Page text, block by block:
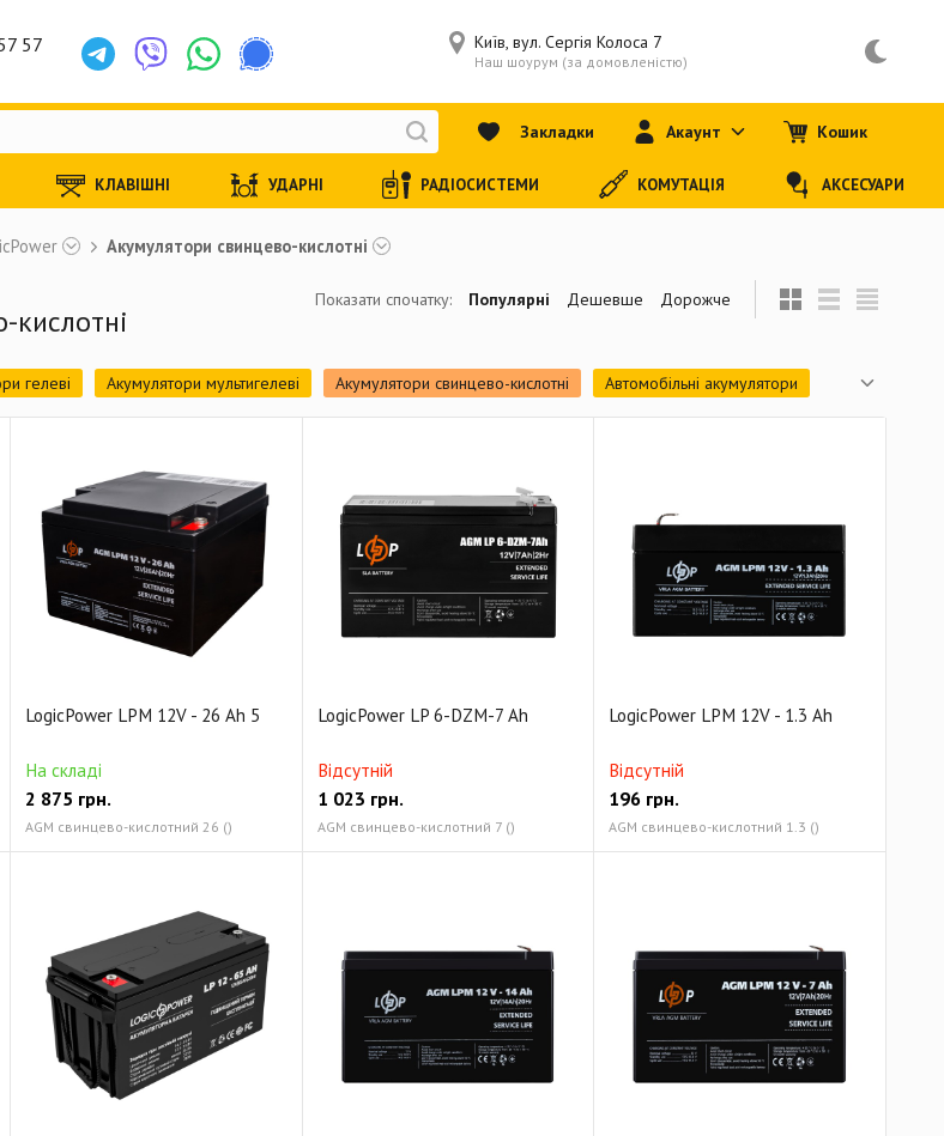
Акумулятори свинцево-кислотні
кислотні
гелеві Акумулятори мультигелеві Акумулятори свинцево-кислотні
Автомобільні акумулятори
живлення для роутера ДБЖ (лінійно-інтерактивний)
ДБЖ (smart-online)
Аксесуари для СЕС Стабілізатори напруги Зарядні пристрої
Блоки живлення
LogicPower LPM 12V - 26 Ah 5
На складі
2 875 грн.
AGM свинцево-кислотний 26 ()
LogicPower LP 6-DZM-7 Ah
Відсутній
1 023 грн.
AGM свинцево-кислотний 7 ()
LogicPower LPM 12V - 1.3 Ah
Відсутній
196 грн.
AGM свинцево-кислотний 1.3 ()
Показати спочатку: Популярні Дешевше Дорожче
57 Київ, вул. Сергія Колоса 7
Наш шоурум (за домовленістю)
Закладки Акаунт Кошик
КЛАВІШНІ УДАРНІ РАДІОСИСТЕМИ КОМУТАЦІЯ АКСЕСУАРИ